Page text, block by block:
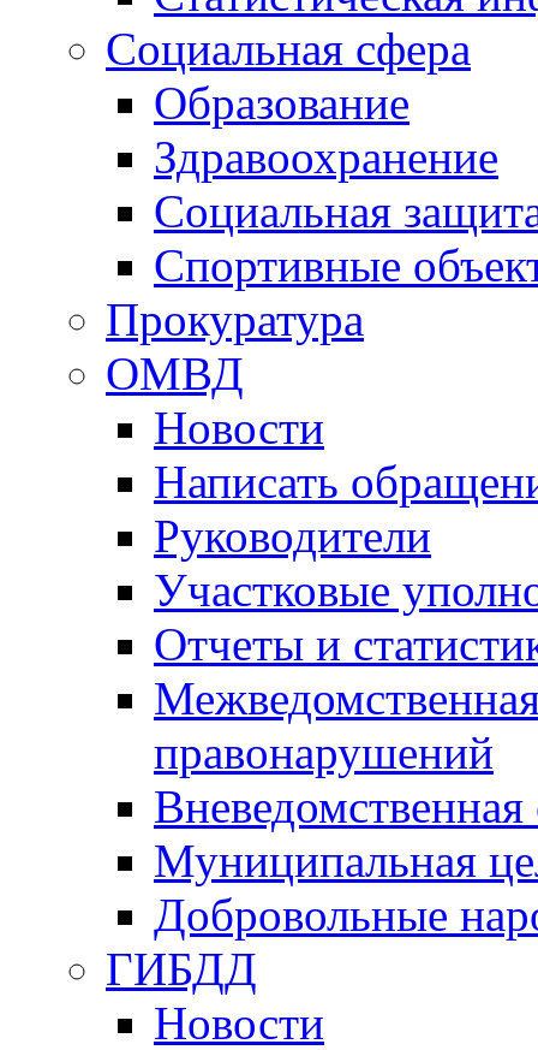
Социальная сфера
Образование
Здравоохранение
Социальная
Спортивные
Прокуратура
ОМВД
Новости
Написать
Руководители
Участковые
Отчеты и
правонарушений
Вневедомственная
Муниципальная
Добровольные
ГИБДД
Новости